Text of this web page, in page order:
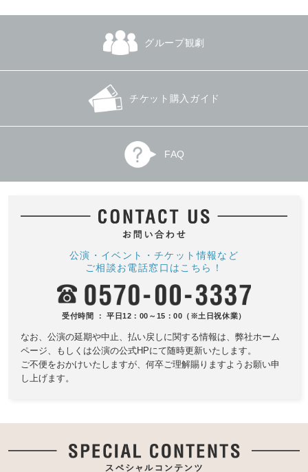
グループ観劇
チケット購入ガイド
FAQ
公演・イベント・チケット情報など
ご相談お電話窓口はこちら！
受付時間 ： 平日12：00～15：00（※土日祝休業）
なお、公演の延期や中止、払い戻しに関する情報は、 弊社ホーム
ページ、もしくは公演の公式HPにて随時更新いたします。
ご不便をおかけいたしますが、何卒ご理解賜りますようお願い申
し上げます。